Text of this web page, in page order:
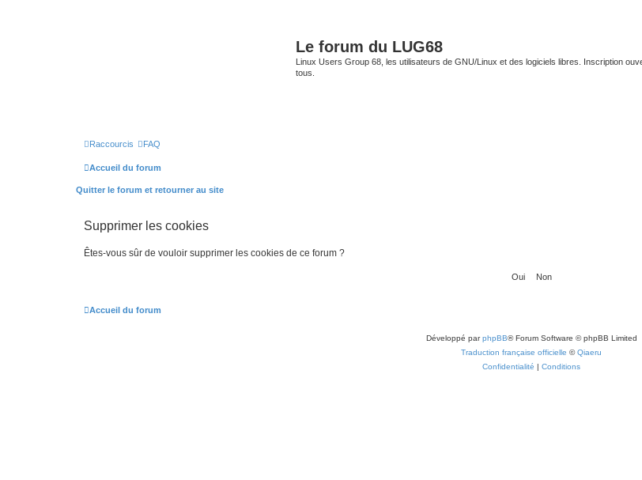
Le forum du LUG68
Linux Users Group 68, les utilisateurs de GNU/Linux et des logiciels libres. Inscription
tous.
Raccourcis FAQ
Accueil du forum
Quitter le forum et retourner au site
Supprimer les cookies
Êtes-vous sûr de vouloir supprimer les cookies de ce forum ?
Accueil du forum
Développé parphpBB® Forum Software © phpBB Limited
Traduction française officielle ©Qiaeru
Confidentialité | Conditions